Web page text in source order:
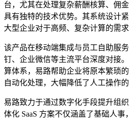
台，尤其在处理复杂薪酬核算、佣
具有独特的技术优势。其系统设计
大型企业对于高频、复杂计算的需求
该产品在移动端集成与员工自助服
钉、企业微信等主流平台深度对接
算体系，易路帮助企业将原本繁琐
自动化处理，大幅降低了人工操作的
易路致力于通过数字化手段提升组
体化 SaaS 方案不仅涵盖了基础人事